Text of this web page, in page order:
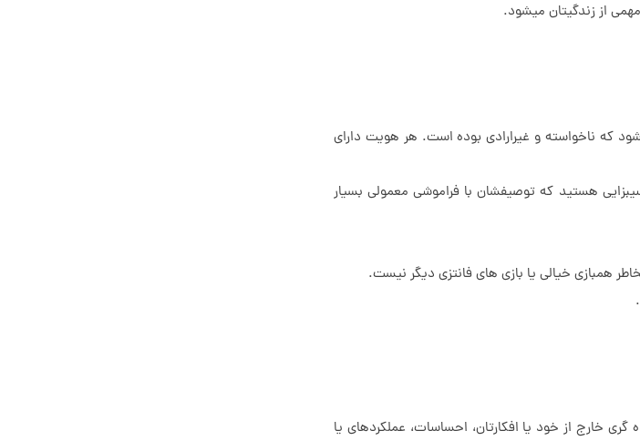
از زندگیتان میشود.
که ناخواسته و غیرارادی بوده است. هر هویت دارای
هستید که توصیفشان با فراموشی معمولی بسیار
همبازی خیالی یا بازی های فانتزی دیگر نیست.
خارج از خود یا افکارتان، احساسات، عملکردهای یا